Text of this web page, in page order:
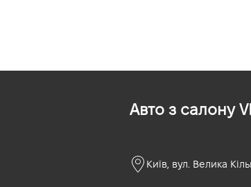
Авто з салону
Київ, вул. Велика